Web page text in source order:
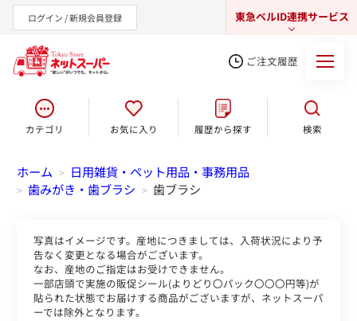
ログイン / 新規会員登録 東急ベルID連携サービス
東急オンラインショップ
ご注文履歴
カテゴリ お気に入り 履歴から探す 検索
ホーム > 日用雑貨・ペット用品・事務用品
> 歯みがき・歯ブラシ > 歯ブラシ
写真はイメージです。産地につきましては、入荷状況により予
告なく変更となる場合がございます。
なお、産地のご指定はお受けできません。
一部店頭で実施の販促シール(よりどり〇パック〇〇〇円等)が
貼られた状態でお届けする商品がございますが、ネットスーパ
ーでは除外となります。